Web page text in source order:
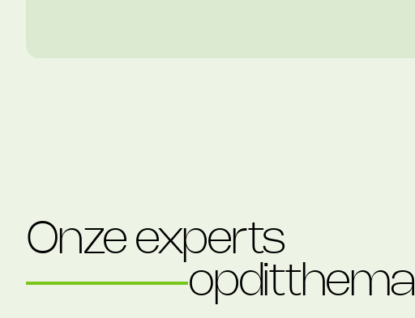
Onze experts
opditthema